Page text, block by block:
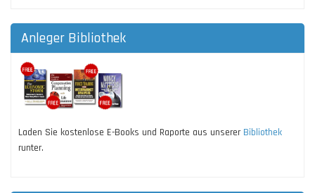
Anleger Bibliothek
Laden Sie kostenlose E-Books und Raporte aus unserer Bibliothek
runter.